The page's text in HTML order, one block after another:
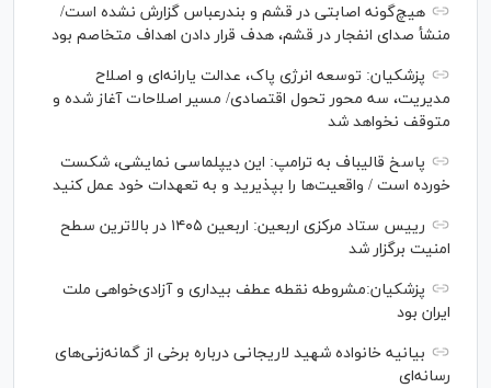
هیچ‌گونه اصابتی در قشم و بندرعباس گزارش نشده است/
منشأ صدای انفجار در قشم، هدف قرار دادن اهداف متخاصم بود
پزشکیان: توسعه انرژی پاک، عدالت یارانه‌ای و اصلاح
مدیریت، سه محور تحول اقتصادی/ مسیر اصلاحات آغاز شده و
متوقف نخواهد شد
پاسخ قالیباف به ترامپ: این دیپلماسی نمایشی، شکست
خورده است / واقعیت‌ها را بپذیرید و به تعهدات خود عمل کنید
رییس ستاد مرکزی اربعین: اربعین ۱۴۰۵ در بالاترین سطح
امنیت برگزار شد
پزشکیان:مشروطه نقطه عطف بیداری و آزادی‌خواهی ملت
ایران بود
بیانیه خانواده شهید لاریجانی درباره برخی از گمانه‌زنی‌های
رسانه‌ای